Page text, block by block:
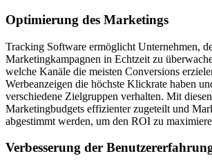
Optimierung des Marketings
Tracking Software ermöglicht Unternehmen,
Marketingkampagnen in Echtzeit zu
welche Kanäle die meisten Conversions
Werbeanzeigen die höchste Klickrate haben
verschiedene Zielgruppen verhalten. Mit
Marketingbudgets effizienter zugeteilt und
abgestimmt werden, um den ROI zu
Verbesserung der